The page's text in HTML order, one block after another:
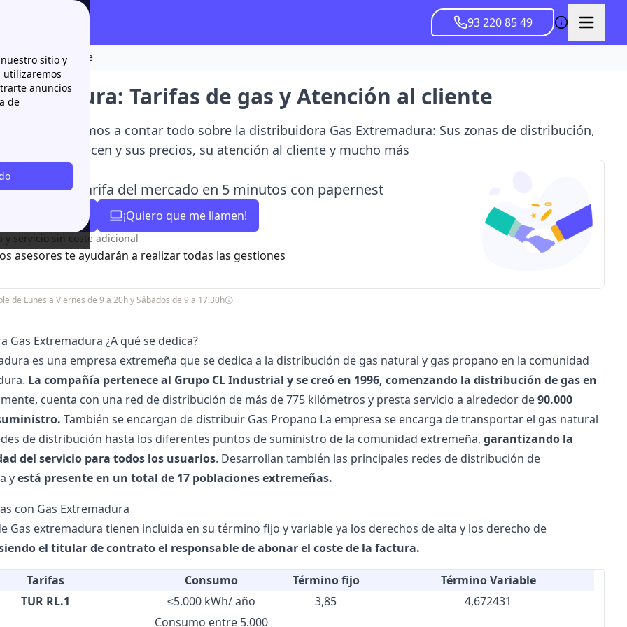
sitio y
utilizaremos
anuncios
de
93 220 85 49
Atención al cliente
Tarifas de gas y Atención al cliente
web te vamos a contar todo sobre la distribuidora Gas Extremadura: Sus zonas de distribución,
de gas que ofrecen y sus precios, su atención al cliente y mucho más
la mejor tarifa del mercado en 5 minutos con papernest
¡Quiero que me llamen!
y servicio sin coste adicional
asesores te ayudarán a realizar todas las gestiones
de Lunes a Viernes de 9 a 20h y Sábados de 9 a 17:30h
Gas Extremadura ¿A qué se dedica?
es una empresa extremeña que se dedica a la distribución de gas natural y gas propano en la comunidad
La compañía pertenece al Grupo CL Industrial y se creó en 1996, comenzando la distribución de gas en
cuenta con una red de distribución de más de 775 kilómetros y presta servicio a alrededor de90.000
También se encargan de distribuir Gas Propano La empresa se encarga de transportar el gas natural
de distribución hasta los diferentes puntos de suministro de la comunidad extremeña, garantizando la
del servicio para todos los usuarios. Desarrollan también las principales redes de distribución de
yestá presente en un total de 17 poblaciones extremeñas.
con Gas Extremadura
Gas extremadura tienen incluida en su término fijo y variable ya los derechos de alta y los derecho de
el titular de contrato el responsable de abonar el coste de la factura.
Tarifas Consumo Término fijo
Término Variable
TUR RL.1
≤5.000 kWh/ año 3,85 4,672431
Consumo entre 5.000